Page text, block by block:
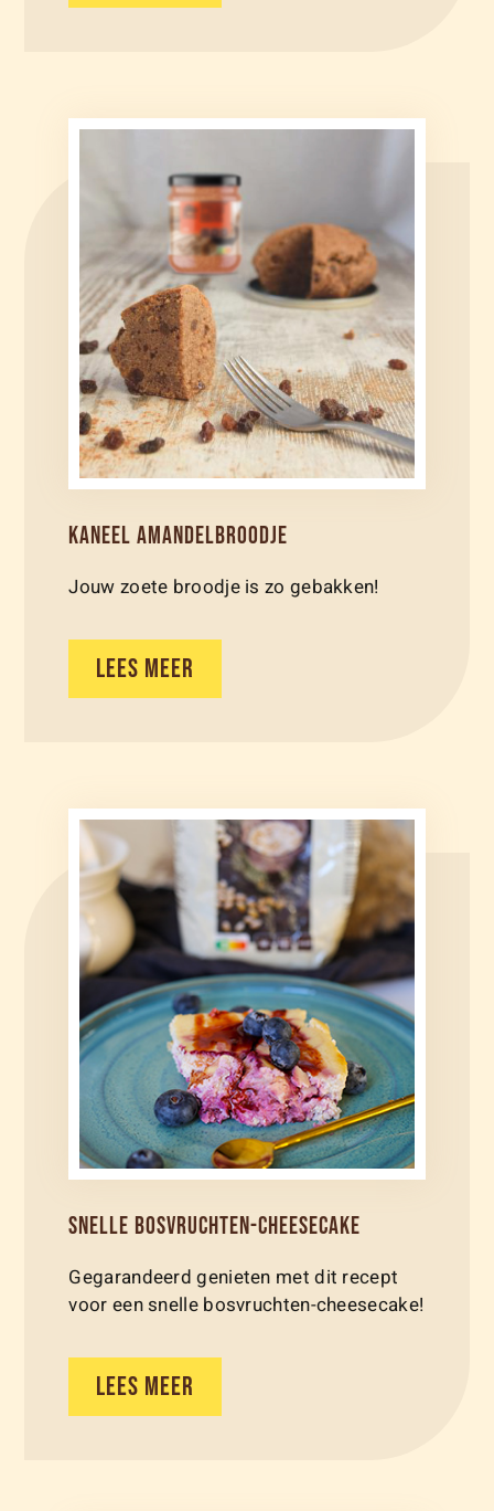
KANEEL AMANDELBROODJE
Jouw zoete broodje is zo gebakken!
LEES MEER
SNELLE BOSVRUCHTEN-CHEESECAKE
Gegarandeerd genieten met dit recept
voor een snelle bosvruchten-cheesecake!
LEES MEER